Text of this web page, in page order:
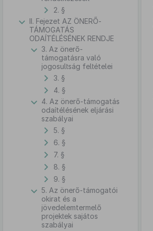
2. §
II. Fejezet AZ ÖNERŐ-
TÁMOGATÁS
ODAÍTÉLÉSÉNEK RENDJE
3. Az önerő-
támogatásra való
jogosultság feltételei
3. §
4. §
4. Az önerő-támogatás
odaítélésének eljárási
szabályai
5. §
6. §
7. §
8. §
9. §
5. Az önerő-támogatói
okirat és a
jövedelemtermelő
projektek sajátos
szabályai